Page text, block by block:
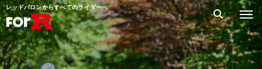
レッドバロンからすべてのライダーへ